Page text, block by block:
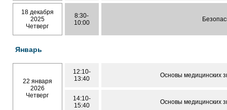
18 декабря
2025
Четверг
8:30-
10:00
Январь
22 января
2026
Четверг
12:10-
13:40
Основы медицинских
14:10-
15:40
Основы медицинских